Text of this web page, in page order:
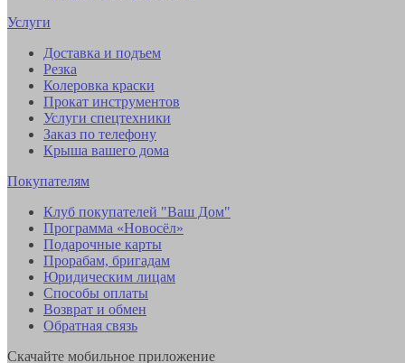
Услуги
Доставка и подъем
Резка
Колеровка краски
Прокат инструментов
Услуги спецтехники
Заказ по телефону
Крыша вашего дома
Покупателям
Клуб покупателей "Ваш Дом"
Программа «Новосёл»
Подарочные карты
Прорабам, бригадам
Юридическим лицам
Способы оплаты
Возврат и обмен
Обратная связь
Скачайте мобильное приложение